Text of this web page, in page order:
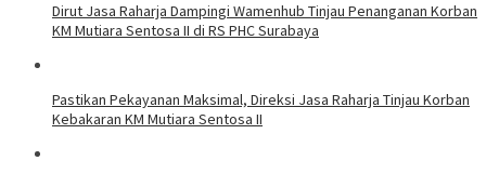
Dirut Jasa Raharja Dampingi Wamenhub Tinjau Penanganan Korban
KM Mutiara Sentosa II di RS PHC Surabaya
Pastikan Pekayanan Maksimal, Direksi Jasa Raharja Tinjau Korban
Kebakaran KM Mutiara Sentosa II